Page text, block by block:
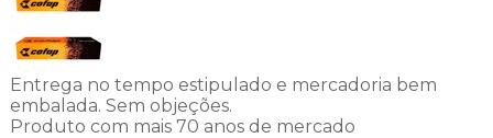
Entrega no tempo estipulado e mercadoria bem
embalada. Sem objeções.
Produto com mais 70 anos de mercado